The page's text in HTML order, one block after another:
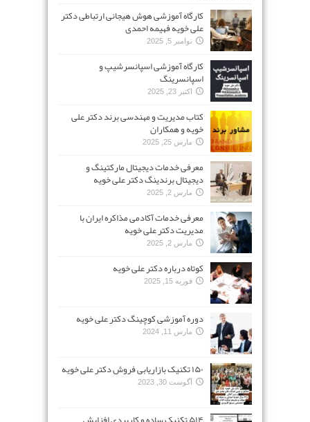
کارگاه آموزشی هوش هیجانی ارتباطی دکتر
علی خویه فهیمه احمدی
نوامبر 5, 2025
کارگاه آموزشی اسپانسرشیپ و
اسپانسرینگ
اکتبر 23, 2025
کتاب مدیریت و مهندسی برند دکتر علی
خویه و همکاران
مارس 25, 2025
معرفی خدمات دیجیتال مارکتینگ و
دیجیتال برندینگ دکتر علی خویه
مارس 2, 2025
معرفی خدمات آکادمی مذاکره ایران با
مدیریت دکتر علی خویه
مارس 2, 2025
کوتاه درباره دکتر علی خویه
فوریه 15, 2025
دوره آموزشی کوچینگ دکتر علی خویه
مارس 11, 2024
۱۵۰ تکنیک بازاریابی فروش دکتر علی خویه
آگوست 30, 2023